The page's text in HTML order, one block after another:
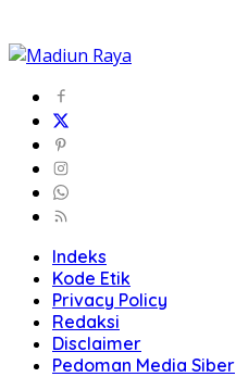
Indeks
Kode Etik
Privacy Policy
Redaksi
Disclaimer
Pedoman Media Siber